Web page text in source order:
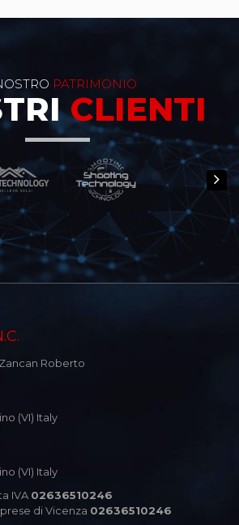
PATRIMONIO
CLIENTI
Roberto
(VI) Italy
(VI) Italy
IVA 02636510246
di Vicenza 02636510246